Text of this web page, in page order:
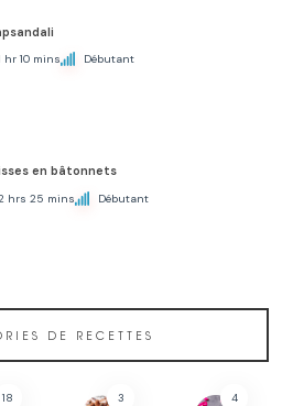
hr 10 mins Débutant
en bâtonnets
hrs 25 mins Débutant
DE RECETTES
18 3 4